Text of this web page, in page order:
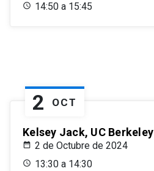
14:50 a 15:45
2 OCT
Kelsey Jack, UC Berkeley
2 de Octubre de 2024
13:30 a 14:30